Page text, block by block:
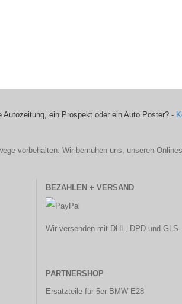
ein Prospekt oder ein Auto Poster? -
vorbehalten. Wir bemühen uns, unseren
BEZAHLEN + VERSAND
Wir versenden mit DHL, DPD und GLS.
PARTNERSHOP
Ersatzteile für 5er BMW E28